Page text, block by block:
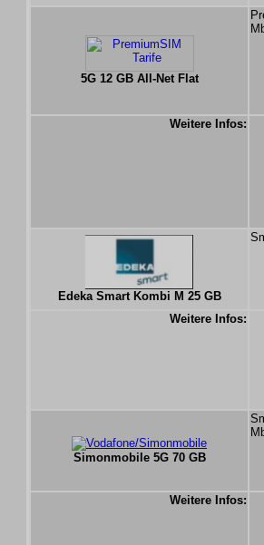
5G 12 GB All-Net Flat
Weitere Infos:
Edeka Smart Kombi M 25 GB
Weitere Infos:
Simonmobile 5G 70 GB
Weitere Infos: